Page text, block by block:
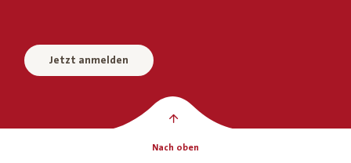
Jetzt anmelden
Nach oben